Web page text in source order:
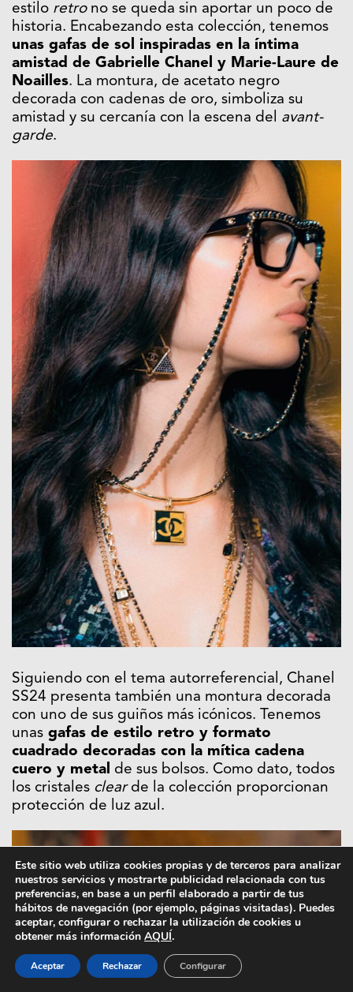
estilo retrono se queda sin aportar un poco de
historia. Encabezando esta colección, tenemos
unas gafas de sol inspiradas en la íntima
amistad de Gabrielle Chanel y Marie-Laure de
Noailles. La montura, de acetato negro
decorada con cadenas de oro, simboliza su
amistad y su cercanía con la escena del avant-
garde.
Siguiendo con el tema autorreferencial, Chanel
SS24 presenta también una montura decorada
con uno de sus guiños más icónicos. Tenemos
unas gafas de estilo retro y formato
cuadrado decoradas con la mítica cadena
cuero y metal de sus bolsos. Como dato, todos
los cristales clearde la colección proporcionan
protección de luz azul.
Este sitio web utiliza cookies propias y de terceros para analizar
nuestros servicios y mostrarte publicidad relacionada con tus
preferencias, en base a un perfil elaborado a partir de tus
hábitos de navegación (por ejemplo, páginas visitadas). Puedes
aceptar, configurar o rechazar la utilización de cookies u
obtener más información AQUÍ.
Aceptar Rechazar Configurar